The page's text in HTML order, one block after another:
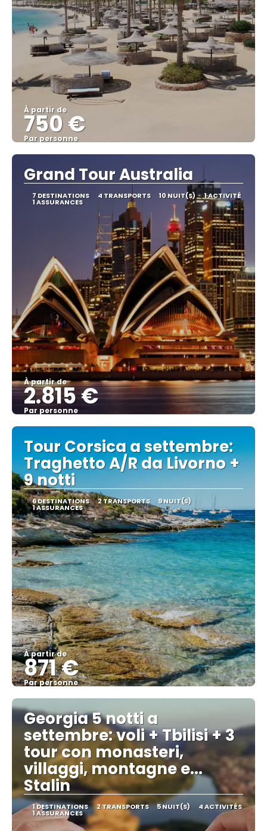
À partir de
750 €
Par personne
Afficher
Grand Tour Australia
7 DESTINATIONS 4 TRANSPORTS 10 NUIT(S) 1 ACTIVITÉ
1 ASSURANCES
À partir de
2.815 €
Par personne
Afficher
Tour Corsica a settembre:
Traghetto A/R da Livorno +
9 notti
6 DESTINATIONS 2 TRANSPORTS 9 NUIT(S)
1 ASSURANCES
À partir de
871 €
Par personne
Afficher
Georgia 5 notti a
settembre: voli + Tbilisi + 3
tour con monasteri,
villaggi, montagne e...
Stalin
1 DESTINATIONS 2 TRANSPORTS 5 NUIT(S) 4 ACTIVITÉS
1 ASSURANCES